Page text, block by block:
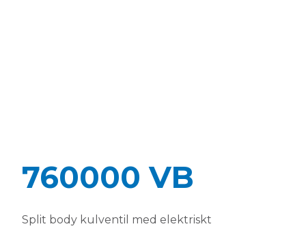
760000 VB
Split body kulventil med elektriskt